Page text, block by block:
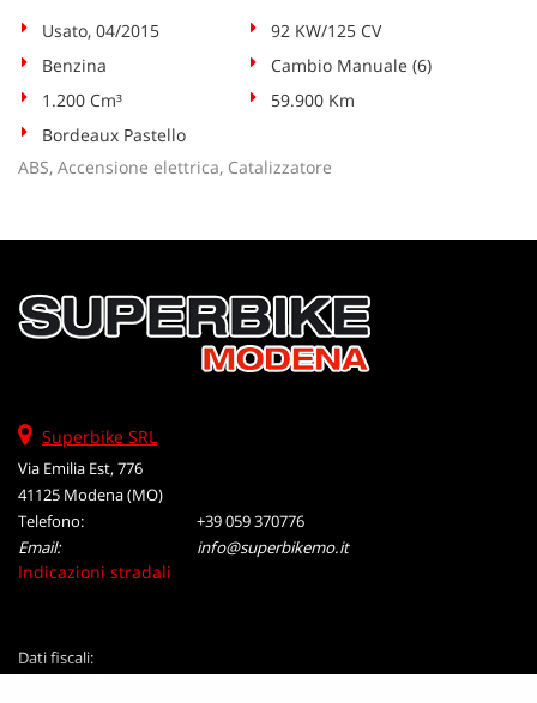
Usato, 04/2015
92 KW/125 CV
Benzina
Cambio Manuale (6)
1.200 Cm³
59.900 Km
Bordeaux Pastello
ABS, Accensione elettrica, Catalizzatore
Superbike SRL
Via Emilia Est, 776
41125 Modena (MO)
Telefono:
+39 059 370776
Email:
info@superbikemo.it
Indicazioni stradali
Dati fiscali:
in
qualsiasi
Cookie delle preferenze
Cookie analitici
Cookie di marketing
policy